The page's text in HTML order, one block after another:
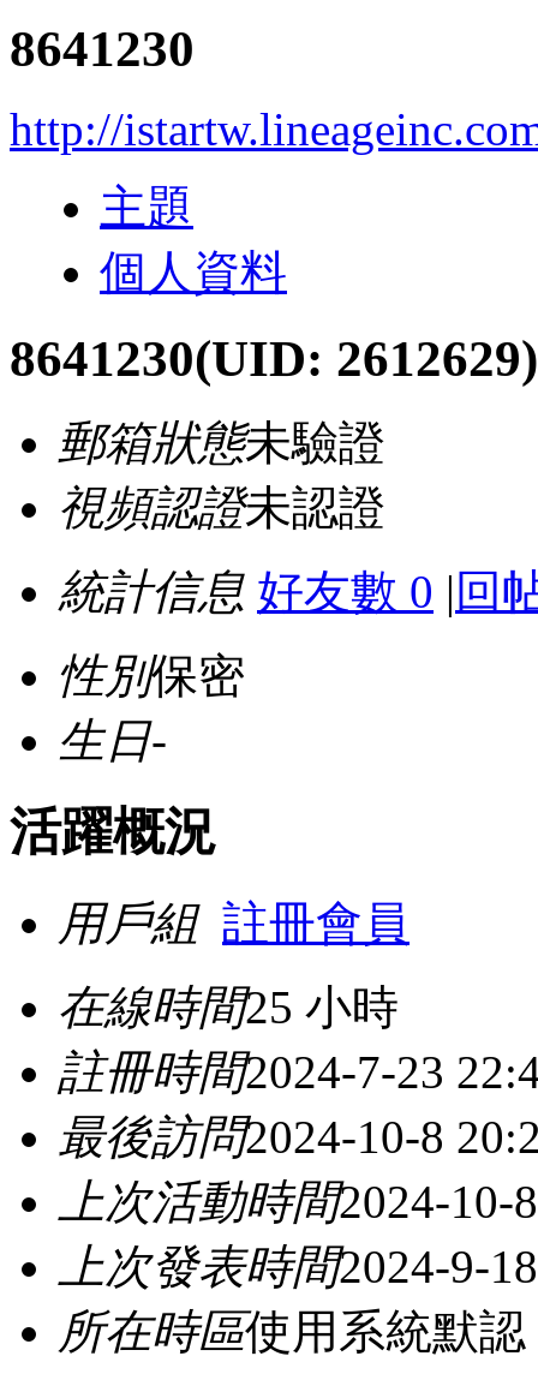
8641230
http://
主題
個人資料
8641230(UID: 2612629)
郵箱狀態未驗證
視頻認證未認證
統計信息 好友數 0 | 回
性別保密
生日-
活躍概況
用戶組 註冊會員
在線時間25 小時
註冊時間2024-7-23
最後訪問2024-10-8
上次活動時間2024-10-
上次發表時間2024-9-
所在時區使用系統默認